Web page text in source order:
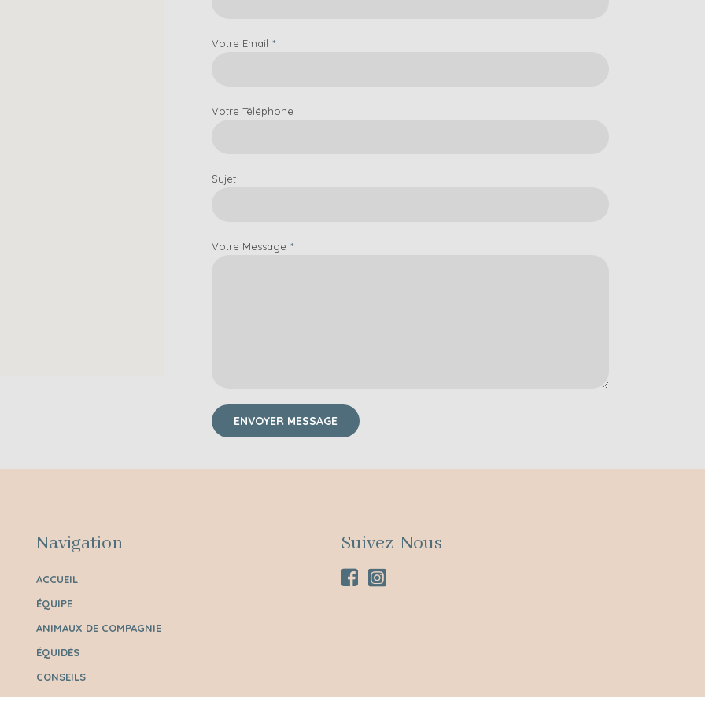
Votre Email
Votre Téléphone
Sujet
Votre Message
Navigation
ACCUEIL
ÉQUIPE
ANIMAUX DE COMPAGNIE
ÉQUIDÉS
CONSEILS
CONTACT
Suivez-Nous